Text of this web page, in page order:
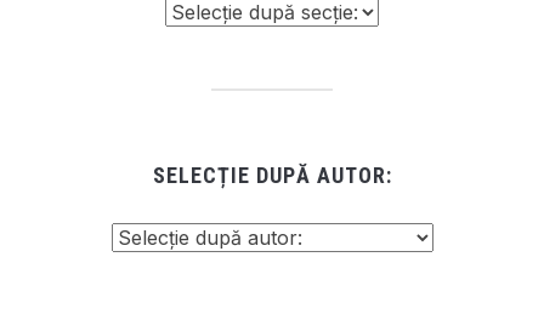
SELECȚIE DUPĂ AUTOR: